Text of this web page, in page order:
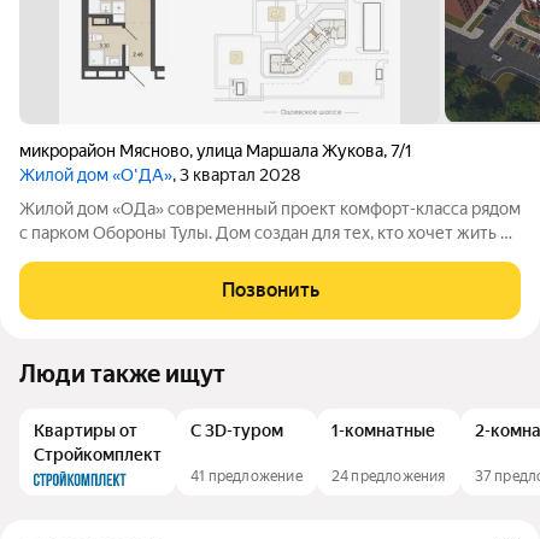
микрорайон Мясново,улица Маршала Жукова,7/1
Жилой дом «О'ДА», 3 квартал 2028
Жилой дом «ОДа» современный проект комфорт-класса рядом
с парком Обороны Тулы. Дом создан для тех, кто хочет жить в
преимущество Дом
Позвонить
Люди также ищут
Квартиры от
Стройкомплект
С 3D-туром
41 предложение
1-комнатные
24 предложения
2-
37